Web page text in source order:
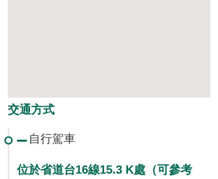
交通方式
自行駕車
位於省道台16線15.3 K處（可參考